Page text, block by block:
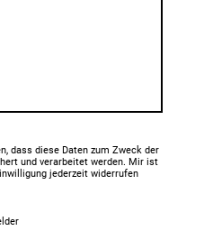
dass diese Daten zum Zweck der
und verarbeitet werden. Mir ist
jederzeit widerrufen